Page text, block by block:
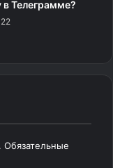
Телеграмме?
Обязательные